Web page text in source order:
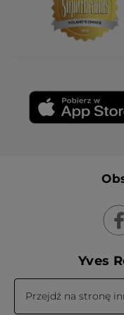
Yves
Przejdź na stronę